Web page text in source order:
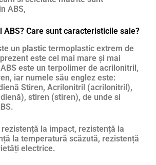
ABS,
ABS? Care sunt caracteristicile sale?
un plastic termoplastic extrem de
este cel mai mare și mai
este un terpolimer de acrilonitril,
iar numele său englez este:
Stiren, Acrilonitril (acrilonitril),
stiren (stiren), de unde si
rezistență la impact, rezistență la
la temperatură scăzută, rezistență
electrice.